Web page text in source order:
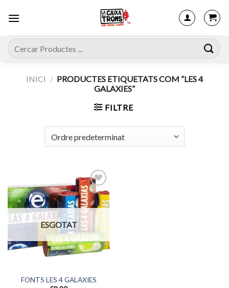
Cerca:
INICI / PRODUCTES ETIQUETATS COM “LES 4
GALAXIES”
FILTRE
Afegeix
favorits
ESGOTAT
FONTS LES 4 GALAXIES